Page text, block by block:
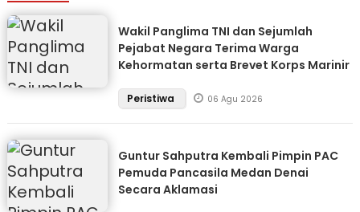
Wakil Panglima TNI dan Sejumlah
Pejabat Negara Terima Warga
Kehormatan serta Brevet Korps Marinir
Peristiwa 06 Agu 2026
Guntur Sahputra Kembali Pimpin PAC
Pemuda Pancasila Medan Denai
Secara Aklamasi